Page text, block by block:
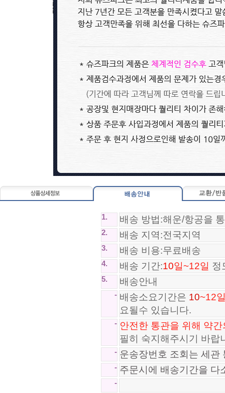
0~0원
*SA급*아디다스 오리지널 진스 A..
*SA급*아디다스 노마드 Adidas ..
120,800원
1. 배송 방법:해운/항공을
2. 배송 지역:전국지역
3. 배송 비용:무료배송
4. 배송 기간:10일~12일 정
5. 배송안내
- 배송소요기간은 10~12
요될수 있습니다.
- 안전한 통관을 위해 약
필히 숙지해주시기 바랍
- 운송장번호 조회는 세관
- 주문시에 배송기간을 다
-